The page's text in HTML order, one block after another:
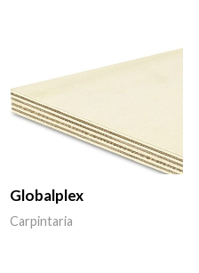
Globalplex
Carpintaria